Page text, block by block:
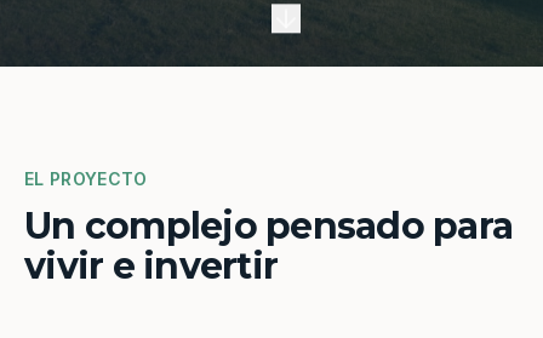
EL PROYECTO
Un complejo pensado para
vivir e invertir